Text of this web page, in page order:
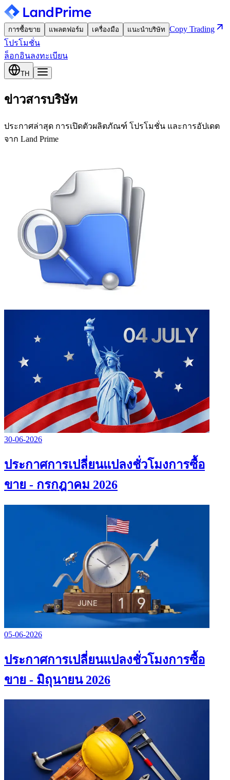
การซื้อขาย แพลตฟอร์ม เครื่องมือ แนะนำบริษัท Copy Trading
โปรโมชั่น
ล็อกอินลงทะเบียน
TH
ข่าวสารบริษัท
ประกาศล่าสุด การเปิดตัวผลิตภัณฑ์ โปรโมชั่น และการอัปเดต
จาก Land Prime
30-06-2026
ประกาศการเปลี่ยนแปลงชั่วโมงการซื้อ
ขาย - กรกฎาคม 2026
05-06-2026
ประกาศการเปลี่ยนแปลงชั่วโมงการซื้อ
ขาย - มิถุนายน 2026